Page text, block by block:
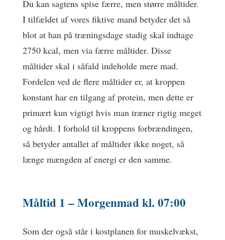
Du kan sagtens spise færre, men større måltider.
I tilfældet af vores fiktive mand betyder det så
blot at han på træningsdage stadig skal indtage
2750 kcal, men via færre måltider. Disse
måltider skal i såfald indeholde mere mad.
Fordelen ved de flere måltider er, at kroppen
konstant har en tilgang af protein, men dette er
primært kun vigtigt hvis man træner rigtig meget
og hårdt. I forhold til kroppens forbrændingen,
så betyder antallet af måltider ikke noget, så
længe mængden af energi er den samme.
Måltid 1 –Morgenmadkl. 07:00
Som der også står i kostplanen for muskelvækst,